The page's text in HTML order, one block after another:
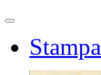
Stampa